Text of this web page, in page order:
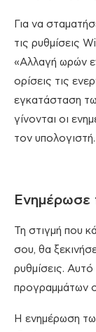
Για να
τις ρυθμίσεις
«Αλλαγή ωρών
ορίσεις τις
εγκατάσταση
γίνονται οι
τον υπολογιστή.
Ενημέρωσε
Τη στιγμή που
σου, θα
ρυθμίσεις. Αυτό
προγραμμάτων
Η ενημέρωση